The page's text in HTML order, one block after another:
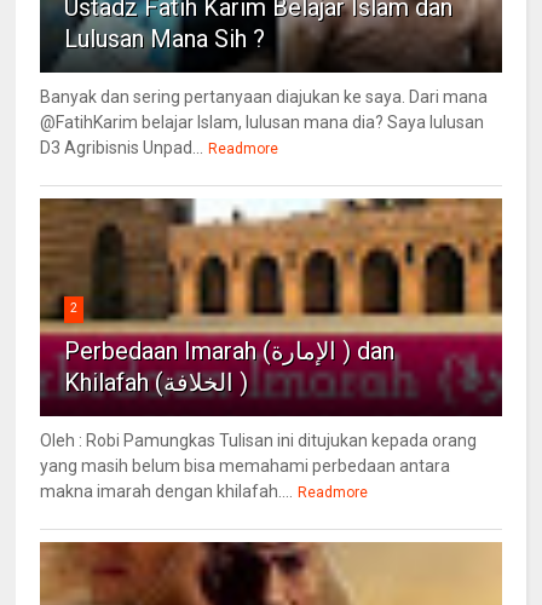
Ustadz Fatih Karim Belajar Islam dan
Lulusan Mana Sih ?
Banyak dan sering pertanyaan diajukan ke saya. Dari mana
@FatihKarim belajar Islam, lulusan mana dia? Saya lulusan
D3 Agribisnis Unpad... Readmore
2
Perbedaan Imarah (الإمارة ) dan
Khilafah (الخلافة )
Oleh : Robi Pamungkas Tulisan ini ditujukan kepada orang
yang masih belum bisa memahami perbedaan antara
makna imarah dengan khilafah.... Readmore